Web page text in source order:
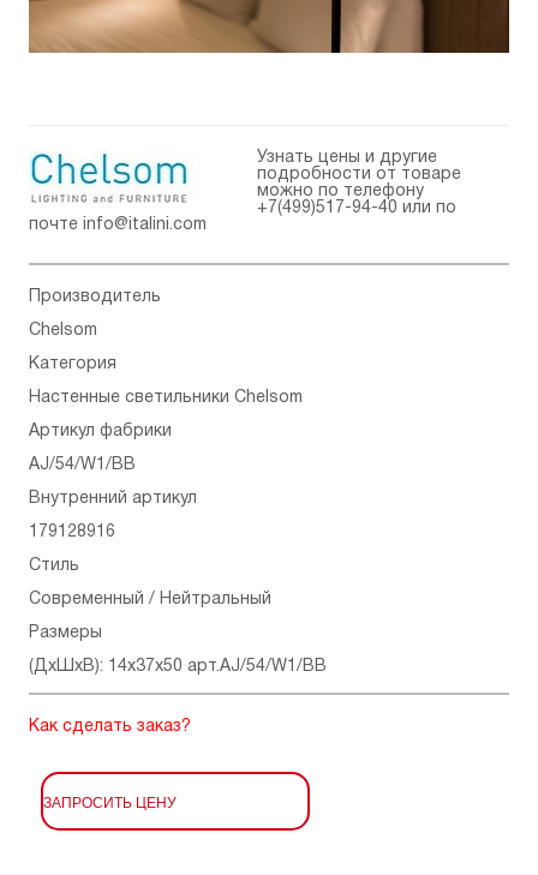
Узнать цены и другие
подробности от товаре
можно по телефону
+7(499)517-94-40 или по
почте
info@italini.com
Производитель
Chelsom
Категория
Настенные светильники Chelsom
Артикул фабрики
AJ/54/W1/BB
Внутренний артикул
179128916
Стиль
Современный / Нейтральный
Размеры
(ДхШхВ): 14x37x50 арт.AJ/54/W1/BB
Как сделать заказ?
ЗАПРОСИТЬ ЦЕНУ